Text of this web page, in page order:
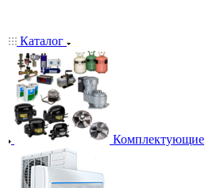
Каталог
Комплектующие